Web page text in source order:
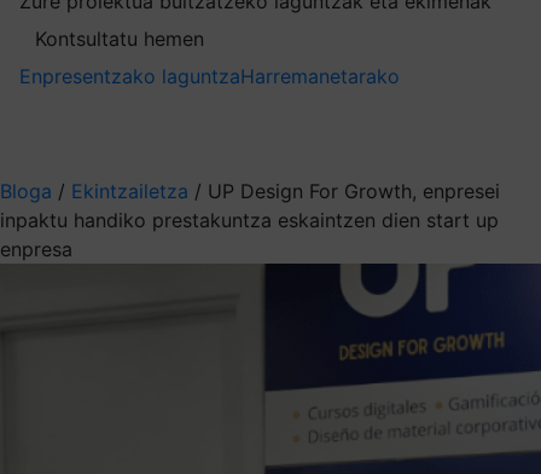
Kontsultatu hemen
Enpresentzako laguntzaHarremanetarako
Bloga / Ekintzailetza / UP Design For Growth, enpresei
inpaktu handiko prestakuntza eskaintzen dien start up
enpresa